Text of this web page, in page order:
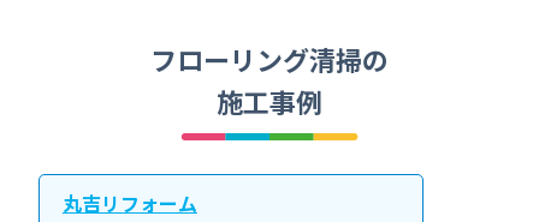
フローリング清掃の
施工事例
丸吉リフォーム